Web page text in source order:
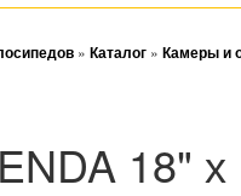
» Каталог » Камеры и
18"